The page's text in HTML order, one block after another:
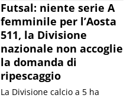
Futsal: niente serie A
femminile per l’Aosta
511, la Divisione
nazionale non accoglie
la domanda di
ripescaggio
La Divisione calcio a 5 ha